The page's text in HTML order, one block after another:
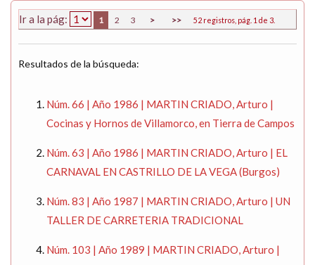
Ir a la pág: 1 2 3 > >> 52 registros, pág. 1 de 3.
Resultados de la búsqueda:
Núm. 66 | Año 1986 | MARTIN CRIADO, Arturo |
Cocinas y Hornos de Villamorco, en Tierra de Campos
Núm. 63 | Año 1986 | MARTIN CRIADO, Arturo | EL
CARNAVAL EN CASTRILLO DE LA VEGA (Burgos)
Núm. 83 | Año 1987 | MARTIN CRIADO, Arturo | UN
TALLER DE CARRETERIA TRADICIONAL
Núm. 103 | Año 1989 | MARTIN CRIADO, Arturo |